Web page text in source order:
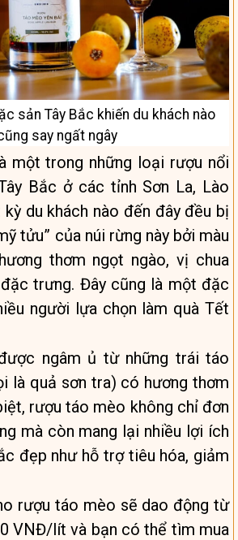
sản Tây Bắc khiến du khách nào
say ngất ngây
một trong những loại rượu nổi
Bắc ở các tỉnh Sơn La, Lào
kỳ du khách nào đến đây đều bị
tửu” của núi rừng này bởi màu
thơm ngọt ngào, vị chua
trưng. Đây cũng là một đặc
người lựa chọn làm quà Tết
ngâm ủ từ những trái táo
là quả sơn tra) có hương thơm
rượu táo mèo không chỉ đơn
mà còn mang lại nhiều lợi ích
đẹp như hỗ trợ tiêu hóa, giảm
rượu táo mèo sẽ dao động từ
VNĐ/lít và bạn có thể tìm mua